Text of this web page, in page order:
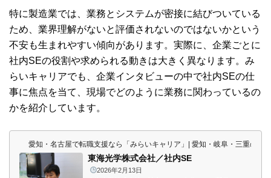
特に製造業では、業務とシステムが密接に結びついている
ため、業界理解がないと評価されないのではないかという
不安も生まれやすい傾向があります。実際に、企業ごとに
社内SEの役割や求められる動きは大きく異なります。み
らいキャリアでも、企業インタビューの中で社内SEの仕
事に焦点を当て、現場でどのように業務に関わっているの
かを紹介しています。
愛知・名古屋で転職支援なら「みらいキャリア」| 愛知・岐阜・三重の東
東海光学株式会社／社内SE
2026年2月13日